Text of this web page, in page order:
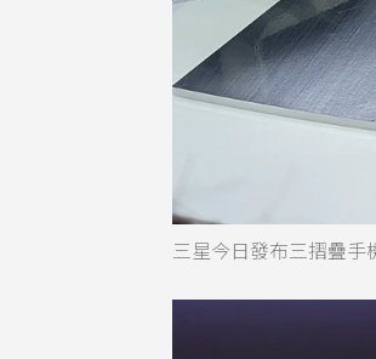
三星今日發布三摺疊手